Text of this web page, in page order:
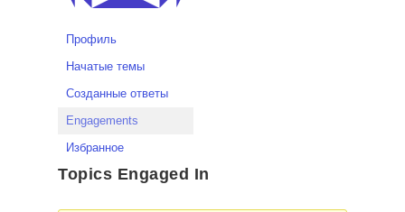
Профиль
Начатые темы
Созданные ответы
Engagements
Избранное
Topics Engaged In